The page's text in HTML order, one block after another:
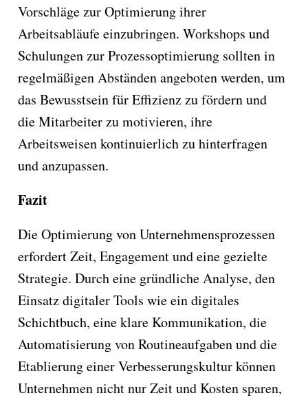
Vorschläge zur Optimierung ihrer
Arbeitsabläufe einzubringen. Workshops und
Schulungen zur Prozessoptimierung sollten in
regelmäßigen Abständen angeboten werden, um
das Bewusstsein für Effizienz zu fördern und
die Mitarbeiter zu motivieren, ihre
Arbeitsweisen kontinuierlich zu hinterfragen
und anzupassen.
Fazit
Die Optimierung von Unternehmensprozessen
erfordert Zeit, Engagement und eine gezielte
Strategie. Durch eine gründliche Analyse, den
Einsatz digitaler Tools wie ein digitales
Schichtbuch, eine klare Kommunikation, die
Automatisierung von Routineaufgaben und die
Etablierung einer Verbesserungskultur können
Unternehmen nicht nur Zeit und Kosten sparen,